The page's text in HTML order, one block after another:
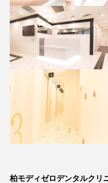
柏モディゼロデンタルクリ